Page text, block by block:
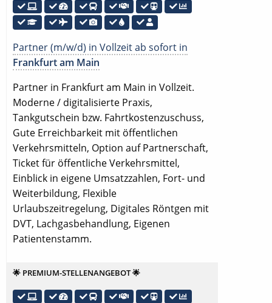
Partner (m/w/d) in Vollzeit ab sofort in
Frankfurt am Main
Partner in Frankfurt am Main in Vollzeit.
Moderne / digitalisierte Praxis,
Tankgutschein bzw. Fahrtkostenzuschuss,
Gute Erreichbarkeit mit öffentlichen
Verkehrsmitteln, Option auf Partnerschaft,
Ticket für öffentliche Verkehrsmittel,
Einblick in eigene Umsatzzahlen, Fort- und
Weiterbildung, Flexible
Urlaubszeitregelung, Digitales Röntgen mit
DVT, Lachgasbehandlung, Eigenen
Patientenstamm.
🌟 PREMIUM-STELLENANGEBOT 🌟